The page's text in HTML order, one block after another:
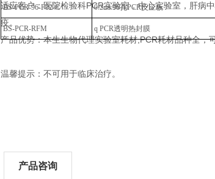
BS-PCR-96-F02-C 0.2ml 96孔PCR反应板
BS-PCR-RFM q PCR透明热封膜
适应客户：医院检验科PCR实验室，中心实验室，肝病
疫。
产品优势：本生生物代理实验室耗材,PCR耗材品种全，
温馨提示：不可用于临床治疗。
产品咨询